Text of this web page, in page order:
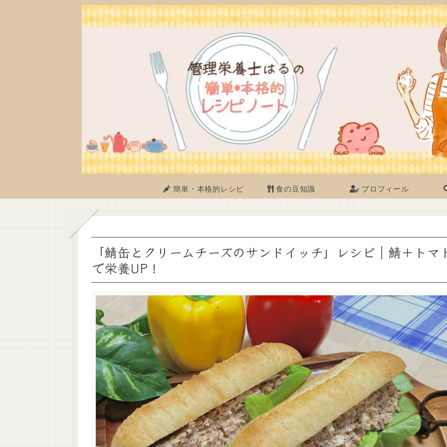
簡単・本格的レシピ 食の豆知識 プロフィール
「鯖缶とクリームチーズのサンドイッチ」レシピ｜鯖＋トマ
で栄養UP！